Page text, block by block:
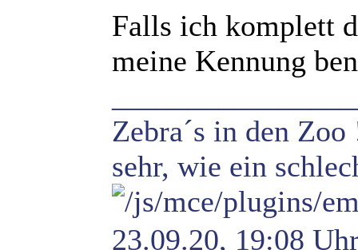
Falls ich komplett
meine Kennung
Zebra´s in den
sehr, wie ein
23.09.20, 19:08